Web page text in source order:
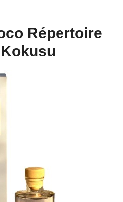
Répertoire